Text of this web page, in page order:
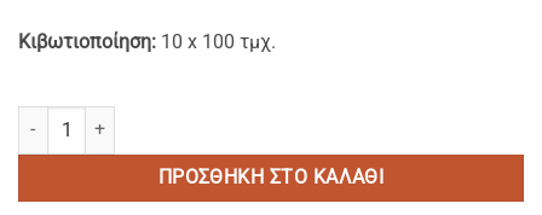
Κιβωτιοποίηση: 10 x 100 τμχ.
PP Κύπελλα 120 ml με Αποσπώμενα PET Καπάκια (ΣΕΤ) ποσότητα
ΠΡΟΣΘΉΚΗ ΣΤΟ ΚΑΛΆΘΙ